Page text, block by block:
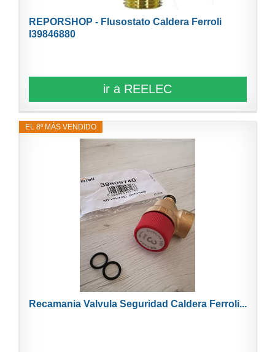
REPORSHOP - Flusostato Caldera Ferroli
I39846880
ir a REELEC
EL 8º MÁS VENDIDO
Recamania Valvula Seguridad Caldera Ferroli...